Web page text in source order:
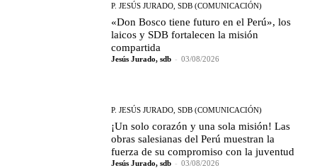
P. JESÚS JURADO, SDB (COMUNICACIÓN)
«Don Bosco tiene futuro en el Perú», los
laicos y SDB fortalecen la misión
compartida
Jesús Jurado, sdb - 03/08/2026
P. JESÚS JURADO, SDB (COMUNICACIÓN)
¡Un solo corazón y una sola misión! Las
obras salesianas del Perú muestran la
fuerza de su compromiso con la juventud
Jesús Jurado, sdb - 03/08/2026